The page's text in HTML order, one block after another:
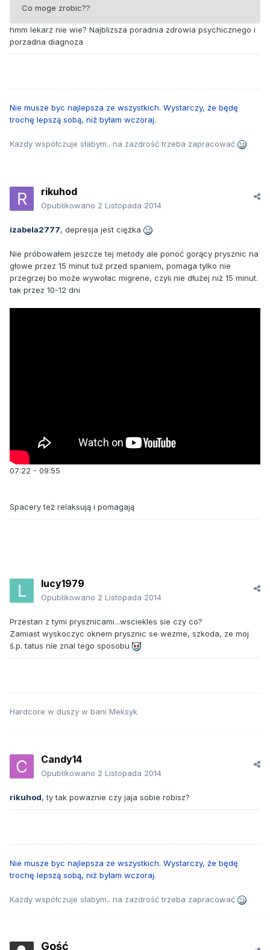
Co moge zrobic??
hmm lekarz nie wie? Najblizsza poradnia zdrowia psychicznego i
porzadna diagnoza
Nie musze byc najlepsza ze wszystkich. Wystarczy, że będę
trochę lepszą sobą, niż byłam wczoraj.
Kazdy współczuje słabym.. na zazdrość trzeba zapracować
rikuhod
Opublikowano 2 Listopada 2014
izabela2777, depresja jest ciężka
Nie próbowałem jeszcze tej metody ale ponoć gorący prysznic na
głowe przez 15 minut tuż przed spaniem, pomaga tylko nie
przegrzej bo może wywołac migrene, czyli nie dłużej niż 15 minut.
tak przez 10-12 dni
07:22 - 09:55
Spacery też relaksują i pomagają
lucy1979
Opublikowano 2 Listopada 2014
Przestan z tymi prysznicami...wsciekles sie czy co?
Zamiast wyskoczyc oknem prysznic se wezme, szkoda, ze moj
ś.p. tatus nie znal tego sposobu
Hardcore w duszy w bani Meksyk
Candy14
Opublikowano 2 Listopada 2014
rikuhod, ty tak powaznie czy jaja sobie robisz?
Nie musze byc najlepsza ze wszystkich. Wystarczy, że będę
trochę lepszą sobą, niż byłam wczoraj.
Kazdy współczuje słabym.. na zazdrość trzeba zapracować
Gość